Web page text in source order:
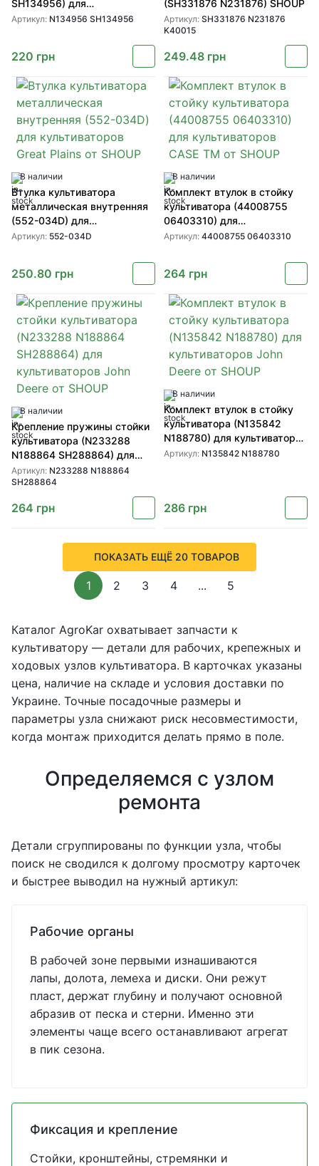
SH134956) для
культиваторов John Deere от
Артикул: N134956 SH134956
220 грн
(SH331876 N231876) SHOUP
Артикул: SH331876 N231876
K40015
249.48 грн
В наличии
Втулка культиватора
металлическая внутренняя
(552-034D) для
культиваторов Great Plains
Артикул: 552-034D
250.80 грн
В наличии
Комплект втулок в стойку
культиватора (44008755
06403310) для
культиваторов CASE TM от
Артикул: 44008755 06403310
264 грн
В наличии
Крепление пружины стойки
культиватора (N233288
N188864 SH288864) для
культиваторов John Deere от
SHOUP
Артикул: N233288 N188864
SH288864
264 грн
В наличии
Комплект втулок в стойку
культиватора (N135842
N188780) для культиваторов
John Deere от SHOUP
Артикул: N135842 N188780
286 грн
ПОКАЗАТЬ ЕЩЁ 20 ТОВАРОВ
1 2 3 4 ... 5
Каталог AgroKar охватывает запчасти к
культиватору — детали для рабочих, крепежных и
ходовых узлов культиватора. В карточках указаны
цена, наличие на складе и условия доставки по
Украине. Точные посадочные размеры и
параметры узла снижают риск несовместимости,
когда монтаж приходится делать прямо в поле.
Определяемся с узлом
ремонта
Детали сгруппированы по функции узла, чтобы
поиск не сводился к долгому просмотру карточек
и быстрее выводил на нужный артикул:
Рабочие органы
В рабочей зоне первыми изнашиваются
лапы, долота, лемеха и диски. Они режут
пласт, держат глубину и получают основной
абразив от песка и стерни. Именно эти
элементы чаще всего останавливают агрегат
в пик сезона.
Фиксация и крепление
Стойки, кронштейны, стремянки и